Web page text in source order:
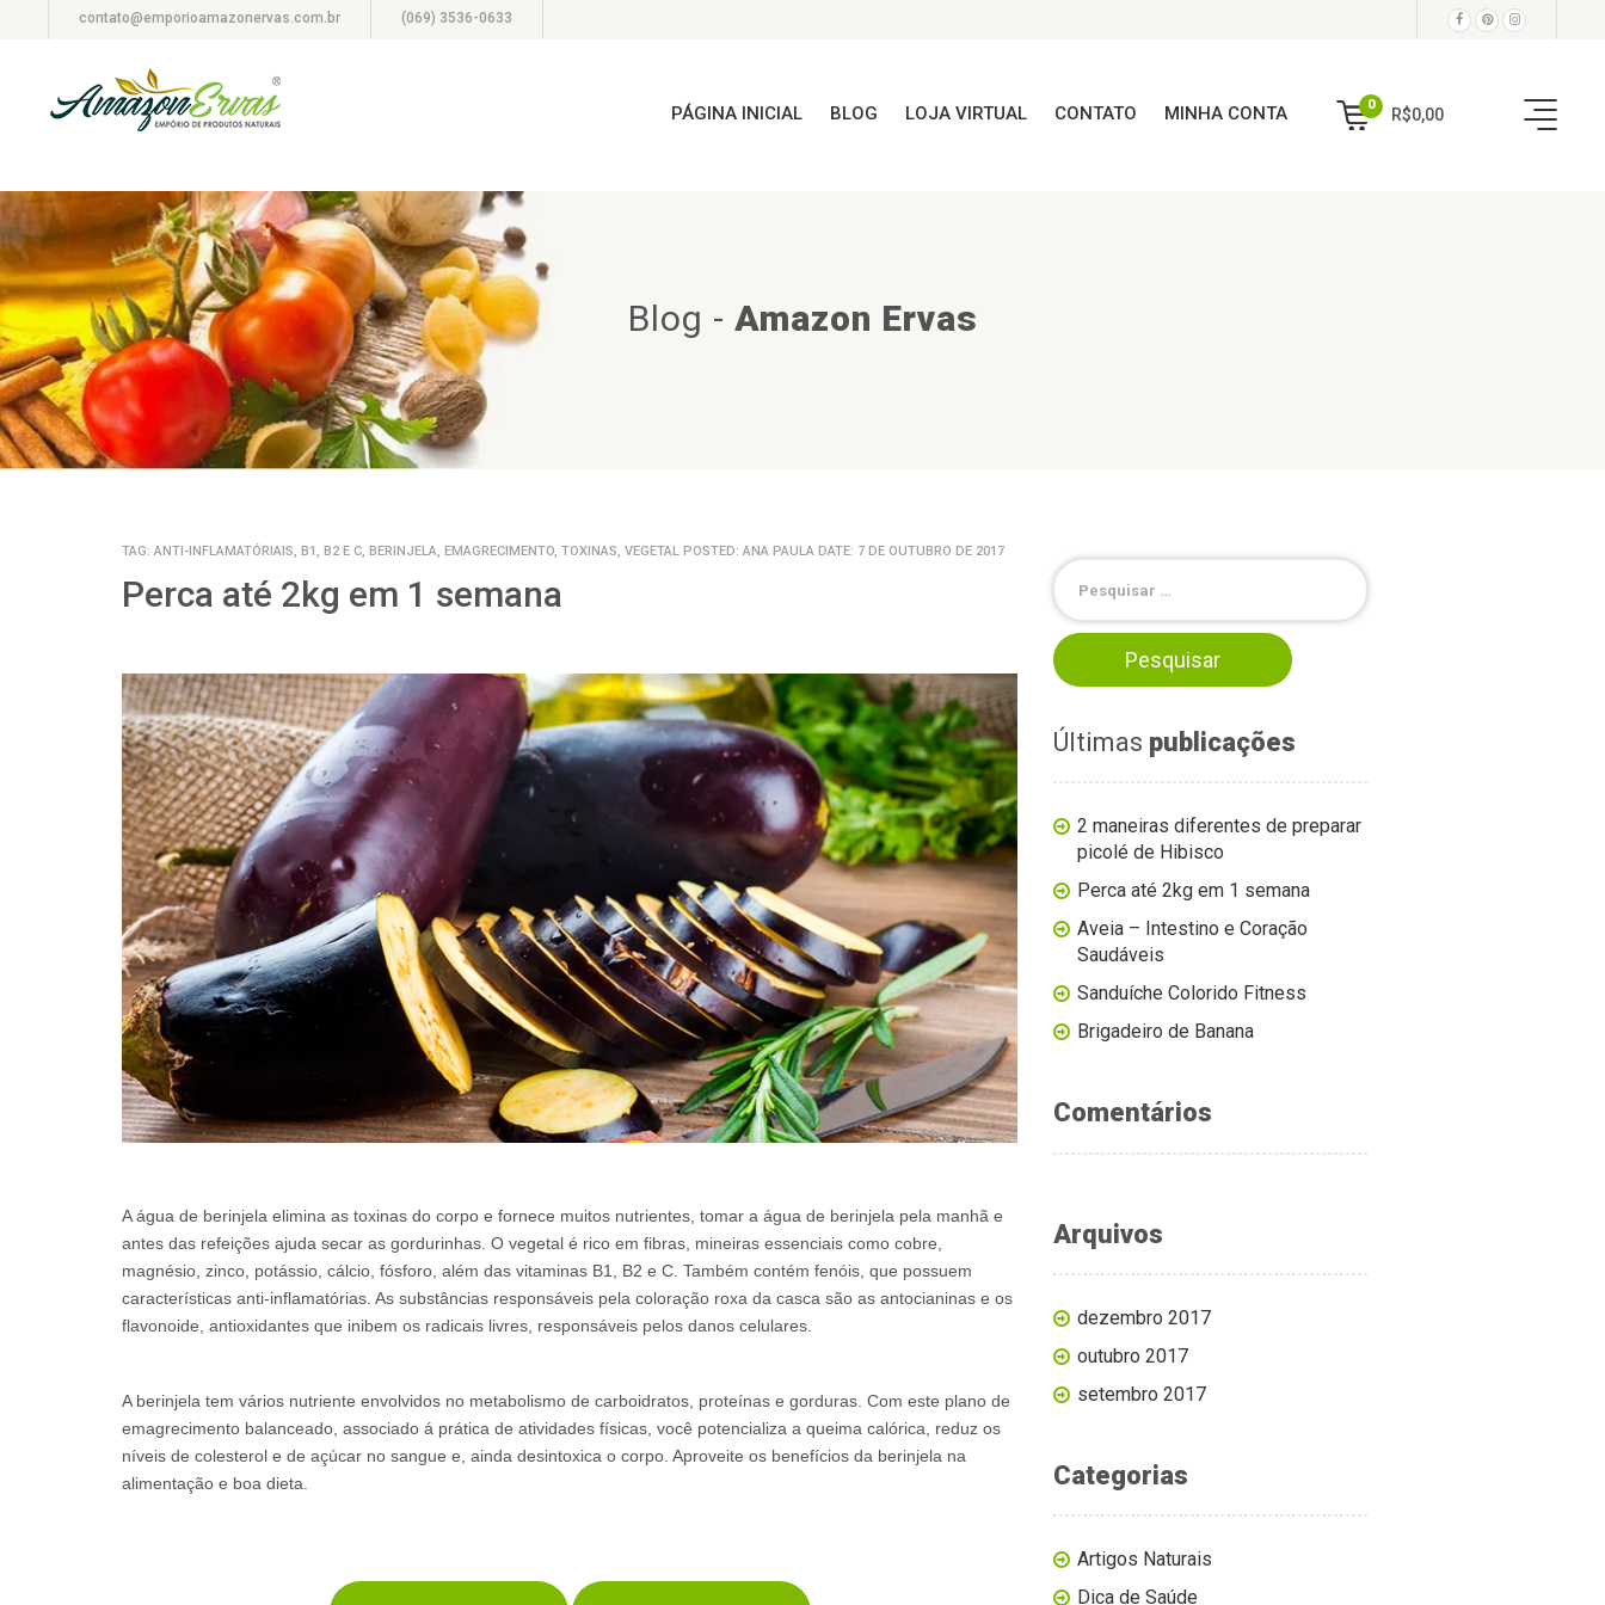
contato@emporioamazonervas.com.br (069) 3536-0633
PÁGINA INICIAL BLOG LOJA VIRTUAL CONTATO MINHA CONTA 0
R$0,00
Blog - Amazon Ervas
TAG: ANTI-INFLAMATÓRIAIS, B1, B2 E C, BERINJELA, EMAGRECIMENTO, TOXINAS, VEGETAL POSTED: ANA PAULA DATE: 7 DE OUTUBRO DE 2017
Perca até 2kg em 1 semana
A água de berinjela elimina as toxinas do corpo e fornece muitos nutrientes, tomar a água de berinjela pela manhã e
antes das refeições ajuda secar as gordurinhas. O vegetal é rico em fibras, mineiras essenciais como cobre,
magnésio, zinco, potássio, cálcio, fósforo, além das vitaminas B1, B2 e C. Também contém fenóis, que possuem
características anti-inflamatórias. As substâncias responsáveis pela coloração roxa da casca são as antocianinas e os
flavonoide, antioxidantes que inibem os radicais livres, responsáveis pelos danos celulares.
A berinjela tem vários nutriente envolvidos no metabolismo de carboidratos, proteínas e gorduras. Com este plano de
emagrecimento balanceado, associado á prática de atividades físicas, você potencializa a queima calórica, reduz os
níveis de colesterol e de açúcar no sangue e, ainda desintoxica o corpo. Aproveite os benefícios da berinjela na
alimentação e boa dieta.
Últimas publicações
2 maneiras diferentes de preparar
picolé de Hibisco
Perca até 2kg em 1 semana
Aveia – Intestino e Coração
Saudáveis
Sanduíche Colorido Fitness
Brigadeiro de Banana
Comentários
Arquivos
dezembro 2017
outubro 2017
setembro 2017
Categorias
Artigos Naturais
Dica de Saúde